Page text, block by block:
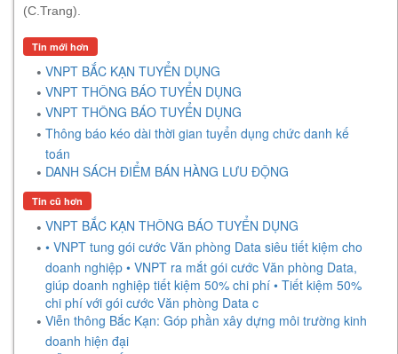
(C.Trang).
Tin mới hơn
VNPT BẮC KẠN TUYỂN DỤNG
VNPT THÔNG BÁO TUYỂN DỤNG
VNPT THÔNG BÁO TUYỂN DỤNG
Thông báo kéo dài thời gian tuyển dụng chức danh kế
toán
DANH SÁCH ĐIỂM BÁN HÀNG LƯU ĐỘNG
Tin cũ hơn
VNPT BẮC KẠN THÔNG BÁO TUYỂN DỤNG
• VNPT tung gói cước Văn phòng Data siêu tiết kiệm cho
doanh nghiệp • VNPT ra mắt gói cước Văn phòng Data,
giúp doanh nghiệp tiết kiệm 50% chi phí • Tiết kiệm 50%
chi phí với gói cước Văn phòng Data c
Viễn thông Bắc Kạn: Góp phần xây dựng môi trường kinh
doanh hiện đại